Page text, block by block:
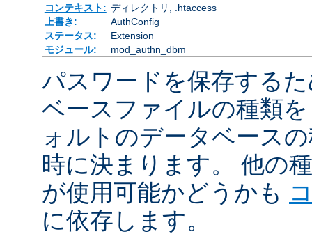
コンテキスト: ディレクトリ, .htaccess
上書き:
AuthConfig
ステータス:
Extension
モジュール:
mod_authn_dbm
パスワードを保存する
ベースファイルの種類
ォルトのデータベース
時に決まります。 他の
が使用可能かどうかも
に依存します。